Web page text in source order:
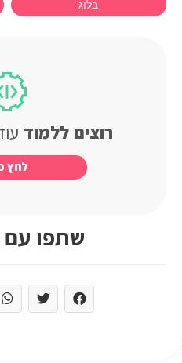
בלוג
רוצים ללמוד
לחץ
שתפו עם